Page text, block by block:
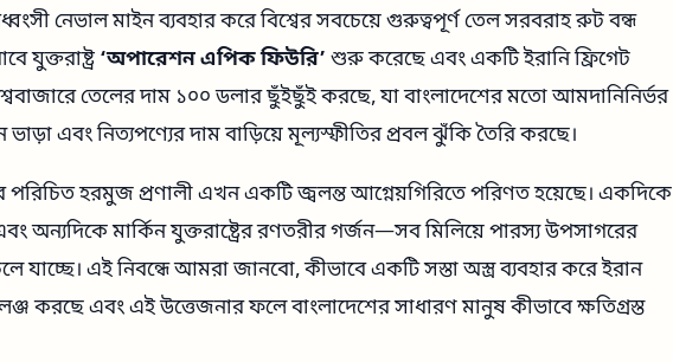
নেভাল মাইন ব্যবহার করে বিশ্বের সবচেয়ে গুরুত্বপূর্ণ তেল সরবরাহ রুট বন্ধ
যুক্তরাষ্ট্র ‘অপারেশন এপিক ফিউরি’ শুরু করেছে এবং একটি ইরানি ফ্রিগেট
তেলের দাম ১০০ ডলার ছুঁইছুঁই করছে, যা বাংলাদেশের মতো আমদানিনির্ভর
ভাড়া এবং নিত্যপণ্যের দাম বাড়িয়ে মূল্যস্ফীতির প্রবল ঝুঁকি তৈরি করছে।
পরিচিত হরমুজ প্রণালী এখন একটি জ্বলন্ত আগ্নেয়গিরিতে পরিণত হয়েছে। একদিকে
অন্যদিকে মার্কিন যুক্তরাষ্ট্রের রণতরীর গর্জন—সব মিলিয়ে পারস্য উপসাগরের
চলে যাচ্ছে। এই নিবন্ধে আমরা জানবো, কীভাবে একটি সস্তা অস্ত্র ব্যবহার করে ইরান
করছে এবং এই উত্তেজনার ফলে বাংলাদেশের সাধারণ মানুষ কীভাবে ক্ষতিগ্রস্ত